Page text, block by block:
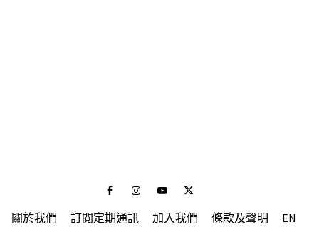
FacebookInstagramYoutubeTwitter
關於我們 訂閱定期通訊 加入我們 條款及聲明 EN